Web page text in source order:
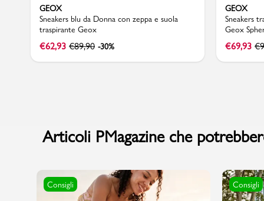
Promo & News
GEOX
Sneakers blu da Donna con zeppa e suola
traspirante Geox
€62,93 €89,90 -30%
GEOX
Sneakers
Geox
€69,93 €
Articoli PMagazine che
Consigli Consigli